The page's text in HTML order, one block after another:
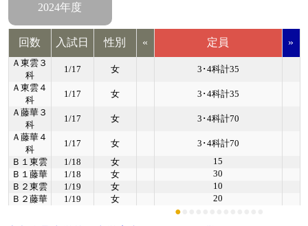
2024年度
回数 入試日 性別 « 定員 »
Ａ東雲３
科
1/17 女
3･4科計35
Ａ東雲４
科
1/17 女
3･4科計35
Ａ藤華３
科
1/17 女
3･4科計70
Ａ藤華４
科
1/17 女
3･4科計70
Ｂ１東雲
1/18 女
15
Ｂ１藤華
1/18 女
30
Ｂ２東雲
1/19 女
10
Ｂ２藤華
1/19 女 20
●